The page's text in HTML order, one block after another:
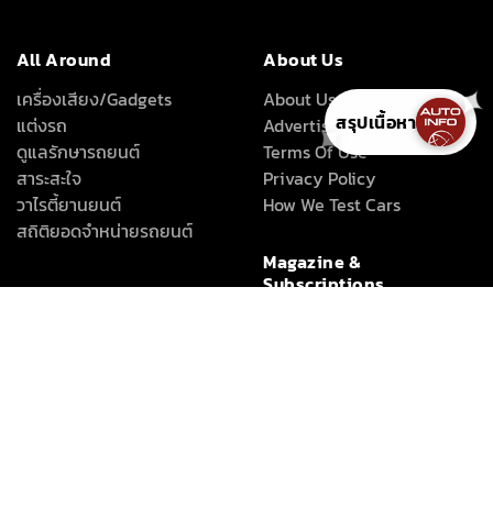
✦
✦
สรุปเนื้อหา
All Around
เครื่องเสียง/Gadgets
แต่งรถ
ดูแลรักษารถยนต์
สาระสะใจ
วาไรตี้ยานยนต์
สถิติยอดจำหน่ายรถยนต์
About Us
About Us
Advertise With Us
Terms Of Use
Privacy Policy
How We Test Cars
Magazine &
Subscriptions